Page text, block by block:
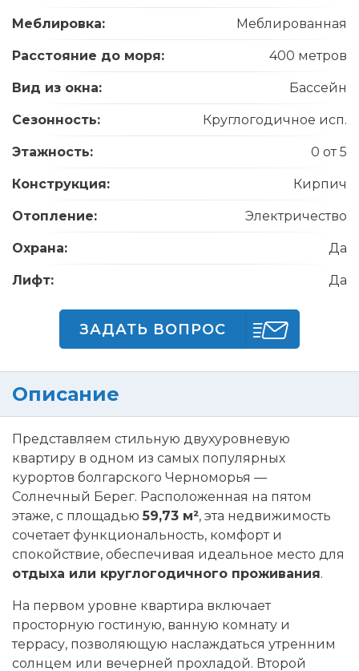
Меблировка: Меблированная
Расстояние до моря: 400 метров
Вид из окна: Бассейн
Сезонность: Круглогодичное исп.
Этажность: 0 от 5
Конструкция: Кирпич
Отопление: Электричество
Охрана: Да
Лифт: Да
ЗАДАТЬ ВОПРОС
Описание
Представляем стильную двухуровневую
квартиру в одном из самых популярных
курортов болгарского Черноморья —
Солнечный Берег. Расположенная на пятом
этаже, с площадью 59,73 м², эта недвижимость
сочетает функциональность, комфорт и
спокойствие, обеспечивая идеальное место для
отдыха или круглогодичного проживания.
На первом уровне квартира включает
просторную гостиную, ванную комнату и
террасу, позволяющую наслаждаться утренним
солнцем или вечерней прохладой. Второй